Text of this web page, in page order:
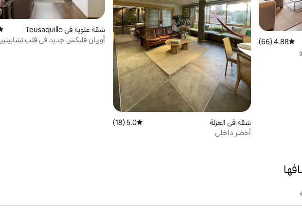
متوسط التقييم 4.88 من 5، 66 مراجعات
4.88 (66)
شقة في العزلة متوسط التقييم 5.0 من 5، 18 مراجعات
5.0 (18)
أخضر داخلي
شقة علوية في Teusaquillo
أوربان فليكس جديد في قلب